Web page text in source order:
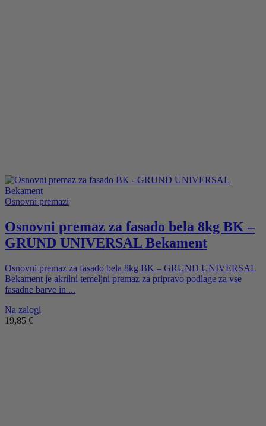
Osnovni premazi
Osnovni premaz za fasado bela 8kg BK –
GRUND UNIVERSAL Bekament
Osnovni premaz za fasado bela 8kg BK – GRUND UNIVERSAL
Bekament je akrilni temeljni premaz za pripravo podlage za vse
fasadne barve in ...
Na zalogi
19,85 €